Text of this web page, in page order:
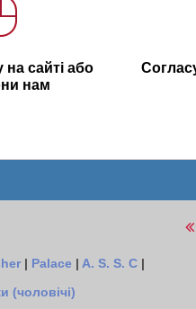
сайті або
нам
| Palace | A. S. S. C |
(чоловічі)